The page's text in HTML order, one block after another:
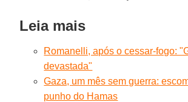
Leia mais
Romanelli, após o cessar-fogo:
devastada"
Gaza, um mês sem guerra:
punho do Hamas